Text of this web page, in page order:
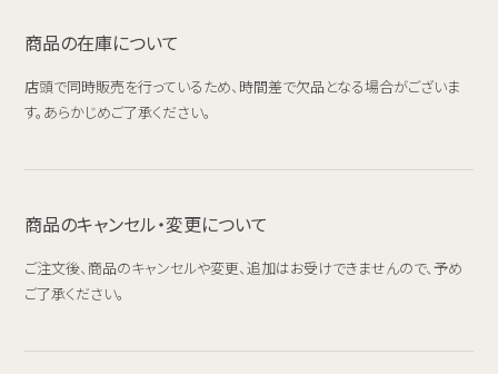
商品の在庫について
店頭で同時販売を行っているため、時間差で欠品となる場合がございま
す。あらかじめご了承ください。
商品のキャンセル・変更について
ご注文後、商品のキャンセルや変更、追加はお受けできませんので、予め
ご了承ください。